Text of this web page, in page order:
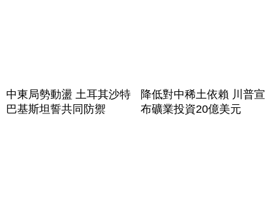
中東局勢動盪 土耳其沙特
巴基斯坦誓共同防禦
降低對中稀土依賴 川普宣
布礦業投資20億美元